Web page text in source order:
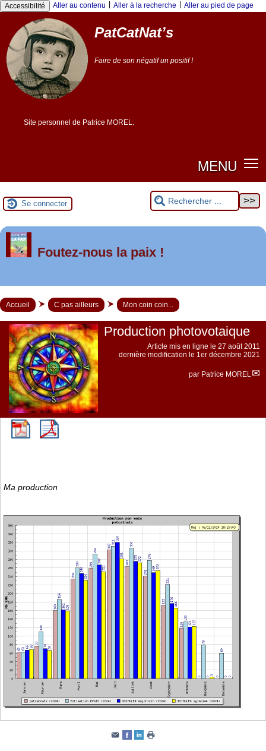
Panneau de gestion des cookies
Accessibilité Aller au contenu Aller à la recherche Aller au pied de page
PatCatNat’s
Faire de son négatif un positif !
Site personnel de Patrice MOREL.
MENU
Se connecter
1ermai 2026 à Saint-Nazaire
Foutez-nous la paix !
Accueil C pas ailleurs Mon coin coin...
Production photovotaique
Article mis en ligne le 27 août 2011
dernière modification le 1er décembre 2021
par Patrice MOREL
Ma production